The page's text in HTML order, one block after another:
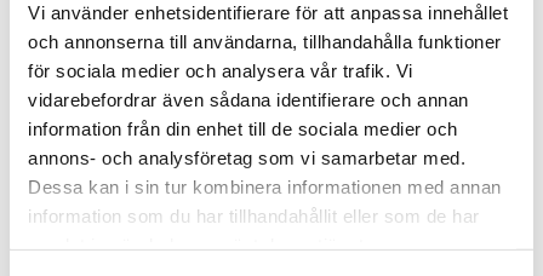
Vi använder enhetsidentifierare för att anpassa innehållet
och annonserna till användarna, tillhandahålla funktioner
för sociala medier och analysera vår trafik. Vi
vidarebefordrar även sådana identifierare och annan
information från din enhet till de sociala medier och
annons- och analysföretag som vi samarbetar med.
Dessa kan i sin tur kombinera informationen med annan
information som du har tillhandahållit eller som de har
Nyhetsbrev
PRENUMERERA
Dina personuppgifter behandlas i enlighet med vårintegritetspolicy